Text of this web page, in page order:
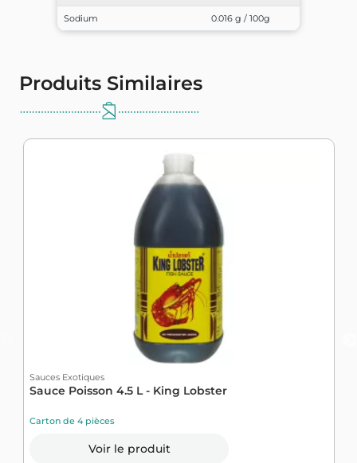
Sodium 0.016 g / 100g
Produits Similaires
Sauces Exotiques
Sauce Poisson 4.5 L - King Lobster
Carton de 4 pièces
Voir le produit